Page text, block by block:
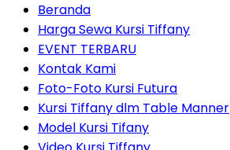
Beranda
Harga Sewa Kursi Tiffany
EVENT TERBARU
Kontak Kami
Foto-Foto Kursi Futura
Kursi Tiffany dlm Table Manner
Model Kursi Tifany